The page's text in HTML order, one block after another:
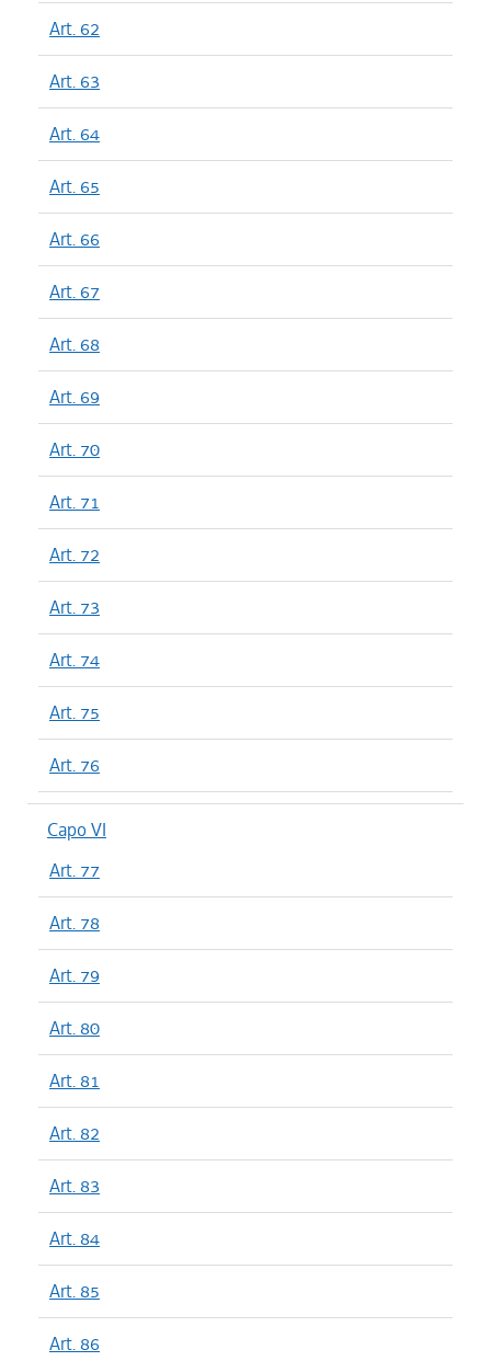
Art. 62
Art. 63
Art. 64
Art. 65
Art. 66
Art. 67
Art. 68
Art. 69
Art. 70
Art. 71
Art. 72
Art. 73
Art. 74
Art. 75
Art. 76
Capo VI
Art. 77
Art. 78
Art. 79
Art. 80
Art. 81
Art. 82
Art. 83
Art. 84
Art. 85
Art. 86